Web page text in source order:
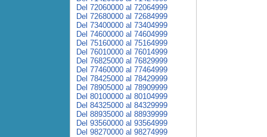
Del 72060000 al 72064999
Del 72680000 al 72684999
Del 73400000 al 73404999
Del 74600000 al 74604999
Del 75160000 al 75164999
Del 76010000 al 76014999
Del 76825000 al 76829999
Del 77460000 al 77464999
Del 78425000 al 78429999
Del 78905000 al 78909999
Del 80100000 al 80104999
Del 84325000 al 84329999
Del 88935000 al 88939999
Del 93560000 al 93564999
Del 98270000 al 98274999